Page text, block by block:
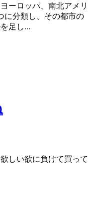
ーロッパ、南北アメリ
に分類し、その都市の
足し...
しい欲に負けて買って